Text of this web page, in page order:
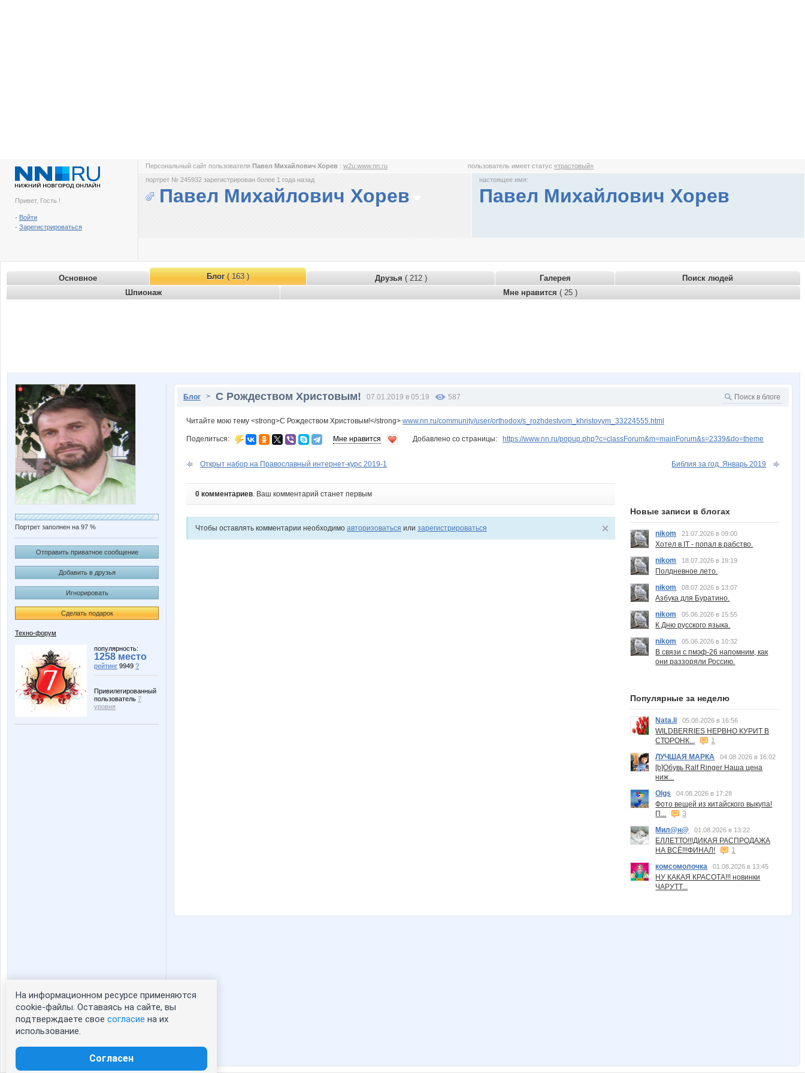
Привет, Гость !
- Войти
- Зарегистрироваться
Персональный сайт пользователя Павел Михайлович Хорев : w2u.www.nn.ru пользователь имеет статус«трастовый»
портрет № 245932 зарегистрирован более 1 года назад
Павел Михайлович Хорев
настоящее имя:
Павел Михайлович Хорев
Основное Блог( 163 ) Друзья ( 212 ) Галерея
Поиск людей
Шпионаж
Мне нравится ( 25 )
Портрет заполнен на 97 %
Отправить приватное сообщение
Добавить в друзья
Игнорировать
Сделать подарок
Техно-форум
популярность:
1258 место
рейтинг 9949 ?
Привилегированный
пользователь 7
уровня
Статистика портрета:
сейчас просматривают портрет - 0
зарегистрированные пользователи
Блог > С Рождеством Христовым! 07.01.2019 в 05:19 587
Читайте мою тему <strong>С Рождеством Христовым!</strong> www.nn.ru/community/user/orthodox/s_rozhdestvom_khristovym_33224555.html
Поделиться: Мне нравится Добавлено со страницы: https://www.nn.ru/popup.php?c=classForum&m=mainForum&s=2339&do=theme
Открыт набор на Православный интернет-курс 2019-1 Библия за год. Январь 2019
0 комментариев. Ваш комментарий станет первым
Чтобы оставлять комментарии необходимо авторизоваться или зарегистрироваться
Новые записи в блогах
nikom 21.07.2026 в 09:00
Хотел в IT - попал в рабство.
nikom
18.07.2026 в 19:19
Полдневное лето.
nikom
08.07.2026 в 13:07
Азбука для Буратино.
nikom
05.06.2026 в 15:55
К Дню русского языка.
nikom
05.06.2026 в 10:32
В связи с пмэф-26 напомним, как
они раззоряли Россию.
Популярные за неделю
Nata.li 05.08.2026 в 16:56
WILDBERRIES НЕРВНО КУРИТ В
СТОРОНК...
1
ЛУЧШАЯ МАРКА
04.08.2026 в 16:02
[b]Обувь Ralf Ringer Наша цена
ниж...
Olgs
04.08.2026 в 17:28
Фото вещей из китайского выкупа!
П...
3
Мил@н@
01.08.2026 в 13:22
ЕЛЛЕТТО!!!ДИКАЯ РАСПРОДАЖА
НА ВСЁ!!!ФИНАЛ!
1
комсомолочка
01.08.2026 в 13:45
НУ КАКАЯ КРАСОТА!!! новинки
ЧАРУТТ...
На информационном ресурсе применяются
cookie-файлы. Оставаясь на сайте, вы
подтверждаете свое согласие на их
использование.
Согласен